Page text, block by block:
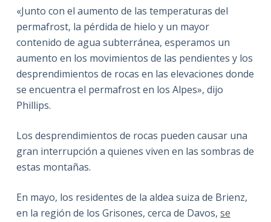
«Junto con el aumento de las temperaturas del
permafrost, la pérdida de hielo y un mayor
contenido de agua subterránea, esperamos un
aumento en los movimientos de las pendientes y los
desprendimientos de rocas en las elevaciones donde
se encuentra el permafrost en los Alpes», dijo
Phillips.
Los desprendimientos de rocas pueden causar una
gran interrupción a quienes viven en las sombras de
estas montañas.
En mayo, los residentes de la aldea suiza de Brienz,
en la región de los Grisones, cerca de Davos, se